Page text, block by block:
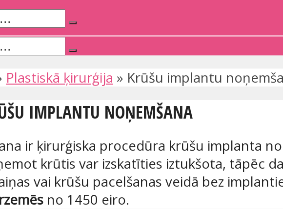
Plastiskā ķirurģija » Krūšu implantu
IMPLANTU NOŅEMŠANA
ir ķirurģiska procedūra krūšu implanta
krūtis var izskatīties iztukšota, tāpēc
vai krūšu pacelšanas veidā bez
no 1450 eiro.